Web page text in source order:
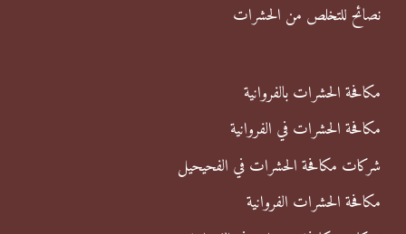
نصائح للتخلص من الحشرات
مكافحة الحشرات بالفروانية
مكافحة الحشرات في الفروانية
شركات مكافحة الحشرات في الفحيحيل
مكافحة الحشرات الفروانية